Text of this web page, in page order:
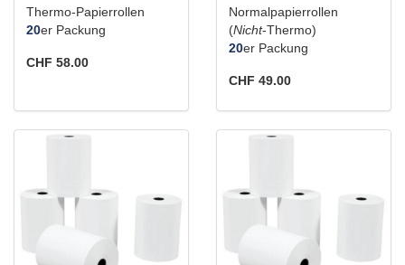
Thermo-Papierrollen
20er Packung
CHF 58.00
Normalpapierrollen
(Nicht-Thermo)
20er Packung
CHF 49.00